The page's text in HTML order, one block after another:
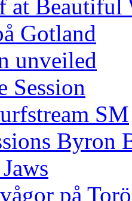
at Beautiful
Gotland
unveiled
Session
SM
Byron
på Torö